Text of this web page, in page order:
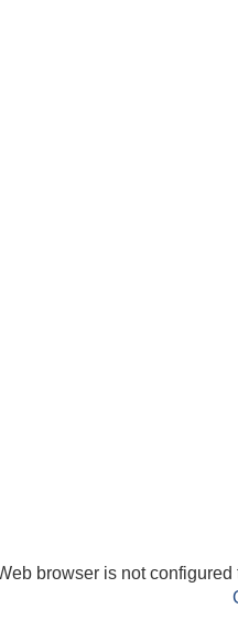
browser is not